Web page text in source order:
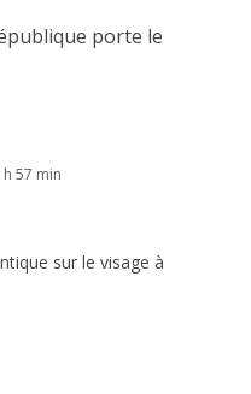
porte le
57 min
sur le visage à